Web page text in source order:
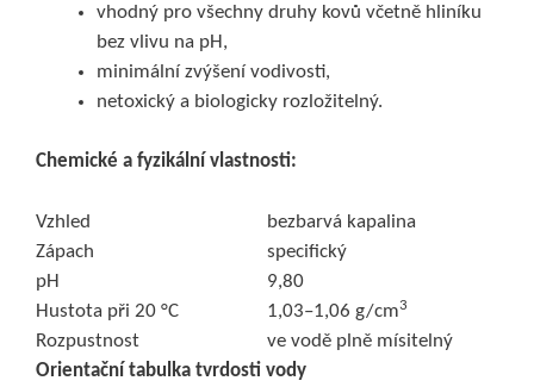
vhodný pro všechny druhy kovů včetně hliníku
bez vlivu na pH,
minimální zvýšení vodivosti,
netoxický a biologicky rozložitelný.
Chemické a fyzikální vlastnosti:
Vzhled
bezbarvá kapalina
Zápach
specifický
pH
9,80
Hustota při 20 °C
1,03–1,06 g/cm3
Rozpustnost
ve vodě plně mísitelný
Orientační tabulka tvrdosti vody